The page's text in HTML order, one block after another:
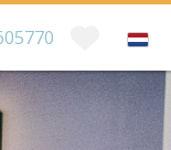
tot
×